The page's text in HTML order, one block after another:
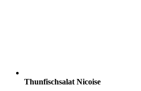
Thunfischsalat Nicoise